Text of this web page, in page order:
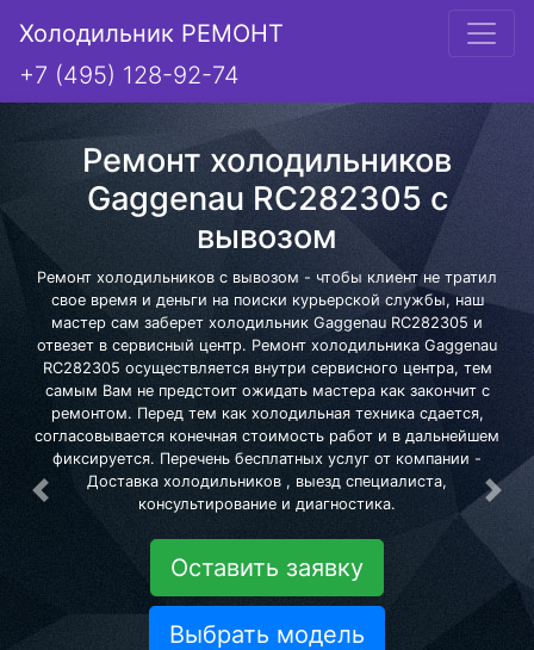
Холодильник РЕМОНТ
+7 (495) 128-92-74
Ремонт холодильников
Gaggenau RC282305 с
вывозом
Ремонт холодильников с вывозом - чтобы клиент не тратил
свое время и деньги на поиски курьерской службы, наш
мастер сам заберет холодильник Gaggenau RC282305 и
отвезет в сервисный центр. Ремонт холодильника Gaggenau
RC282305 осуществляется внутри сервисного центра, тем
самым Вам не предстоит ожидать мастера как закончит с
ремонтом. Перед тем как холодильная техника сдается,
согласовывается конечная стоимость работ и в дальнейшем
фиксируется. Перечень бесплатных услуг от компании -
Доставка холодильников , выезд специалиста,
консультирование и диагностика.
Оставить заявку
Выбрать модель
Предыдущая